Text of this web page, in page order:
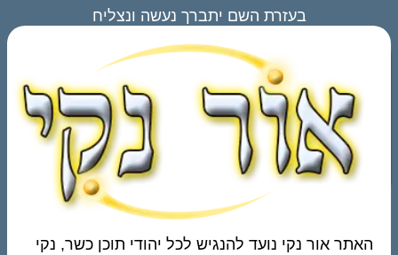
בעזרת השם יתברך נעשה ונצליח
האתר אור נקי נועד להנגיש לכל יהודי תוכן כשר, נקי